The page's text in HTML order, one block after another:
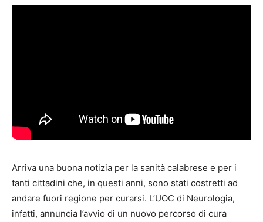
Arriva una buona notizia per la sanità calabrese e per i
tanti cittadini che, in questi anni, sono stati costretti ad
andare fuori regione per curarsi. L’UOC di Neurologia,
infatti, annuncia l’avvio di un nuovo percorso di cura